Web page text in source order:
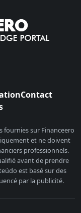
Contact
fournies sur Financeero
et ne doivent
professionnels.
avant de prendre
est basé sur des
par la publicité.